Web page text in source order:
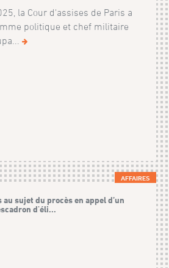
la Cour d'assises de Paris a
politique et chef militaire
AFFAIRES
sujet du procès en appel d’un
d'éli...